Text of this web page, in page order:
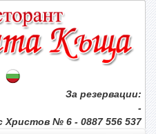
За резервации:
-
Христов № 6 - 0887 556 537